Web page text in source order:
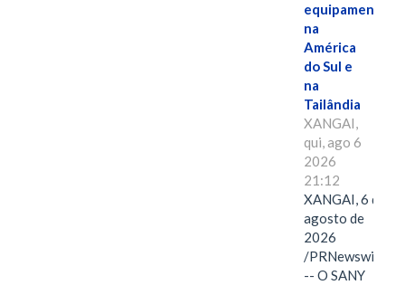
equipamentos
na
América
do Sul e
na
Tailândia
XANGAI,
qui, ago 6
2026
21:12
XANGAI, 6 de
agosto de
2026
/PRNewswire/
-- O SANY